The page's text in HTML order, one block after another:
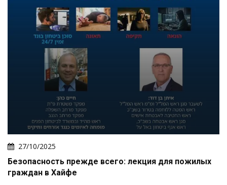
27/10/2025
Безопасность прежде всего: лекция для пожилых
граждан в Хайфе